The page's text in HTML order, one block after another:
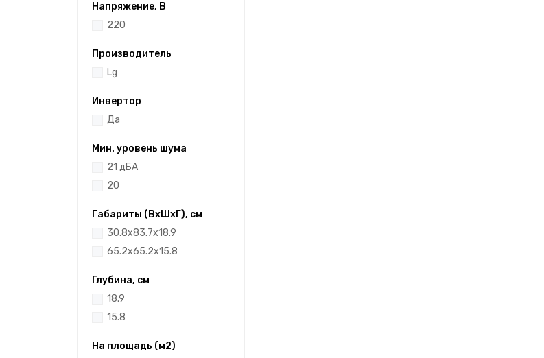
Напряжение, В
220
Производитель
Lg
Инвертор
Да
Мин. уровень шума
21 дБА
20
Габариты (ВхШхГ), см
30.8x83.7x18.9
65.2x65.2x15.8
Глубина, см
18.9
15.8
На площадь (м2)